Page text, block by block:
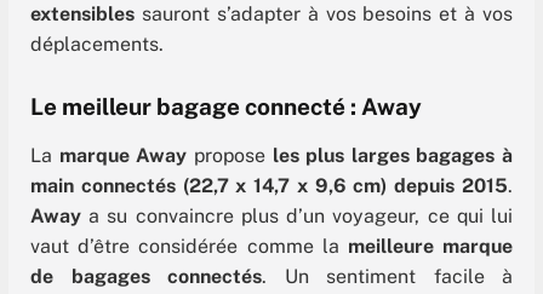
extensibles sauront s’adapter à vos besoins et à vos
déplacements.
Le meilleur bagage connecté : Away
La marqueAway propose les plus larges bagages à
main connectés (22,7 x 14,7 x 9,6 cm) depuis 2015.
Away a su convaincre plus d’un voyageur, ce qui lui
vaut d’être considérée comme la meilleure marque
de bagages connectés. Un sentiment facile à